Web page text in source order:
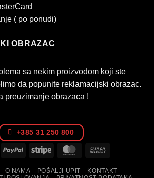
( po ponudi)
OBRAZAC
sa nekim proizvodom koji ste
da popunite reklamacijski obrazac.
preuzimanje obrazaca !
+385 31 250 800
PayPal Stripe MasterCard
Delivery
O NAMA POŠALJI UPIT
KONTAKT